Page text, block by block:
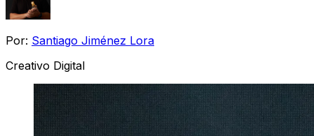
Por: Santiago Jiménez Lora
Creativo Digital